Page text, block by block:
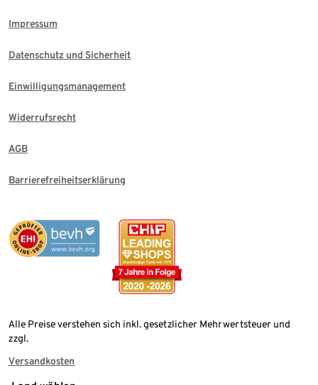
Impressum
Datenschutz und Sicherheit
Einwilligungsmanagement
Widerrufsrecht
AGB
Barrierefreiheitserklärung
Alle Preise verstehen sich inkl. gesetzlicher Mehrwertsteuer und
zzgl.
Versandkosten